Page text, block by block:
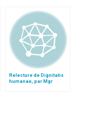
Relecture de Dignitatis
humanae, par Mgr